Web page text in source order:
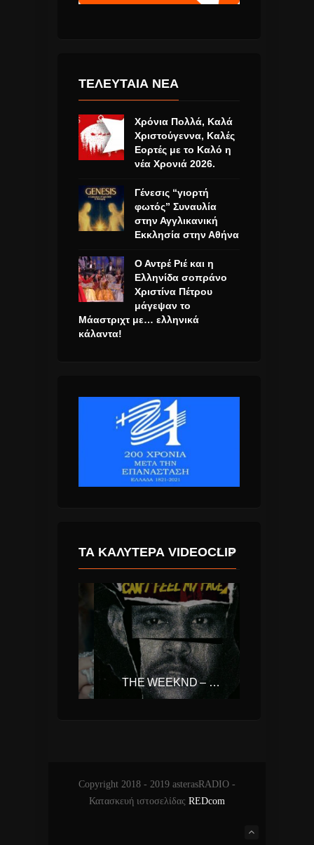
ΤΕΛΕΥΤΑΙΑ ΝΕΑ
Χρόνια Πολλά, Καλά
Χριστούγεννα, Καλές
Εορτές με το Καλό η
νέα Χρονιά 2026.
Γένεσις “γιορτή
φωτός” Συναυλία
στην Αγγλικανική
Εκκλησία στην Αθήνα
Ο Αντρέ Ριέ και η
Ελληνίδα σοπράνο
Χριστίνα Πέτρου
μάγεψαν το
Μάαστριχτ με… ελληνικά
κάλαντα!
ΤΑ ΚΑΛΎΤΕΡΑ VIDEOCLIP
THE WEEKND – CAN’T FEEL MY FACE
Copyright 2018 - 2019 asterasRADIO -
Κατασκευή ιστοσελίδας REDcom